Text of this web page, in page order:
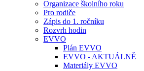
Organizace školního roku
Pro rodiče
Zápis do 1. ročníku
Rozvrh hodin
EVVO
Plán EVVO
EVVO - AKTUÁLNĚ
Materiály EVVO